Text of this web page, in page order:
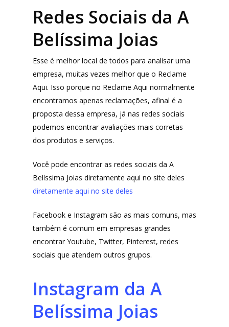
Redes Sociais da A
Belíssima Joias
Esse é melhor local de todos para analisar uma
empresa, muitas vezes melhor que o Reclame
Aqui. Isso porque no Reclame Aqui normalmente
encontramos apenas reclamações, afinal é a
proposta dessa empresa, já nas redes sociais
podemos encontrar avaliações mais corretas
dos produtos e serviços.
Você pode encontrar as redes sociais da A
Belíssima Joias diretamente aqui no site deles
diretamente aqui no site deles
Facebook e Instagram são as mais comuns, mas
também é comum em empresas grandes
encontrar Youtube, Twitter, Pinterest, redes
sociais que atendem outros grupos.
Instagram da A
Belíssima Joias
Produtos
Cafés
Lista de lojas
Electromarcas
ExtremeUV
Universo do Lar
Moda Infantil
MindsUp
Shop4Kids
Piradinhos
Me Indique uma
Descontos
Amazon
iHerb
Wevans